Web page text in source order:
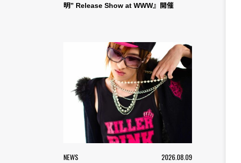
明” Release Show at WWW』開催
NEWS 2026.08.09